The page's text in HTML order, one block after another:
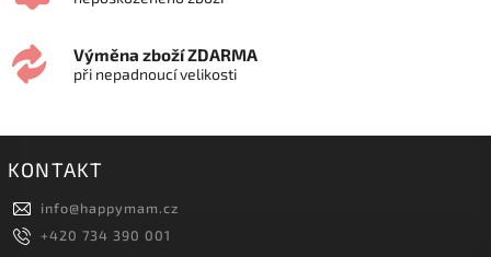
Výměna zboží ZDARMA
při nepadnoucí velikosti
KONTAKT
info@happymam.cz
+420 734 390 001